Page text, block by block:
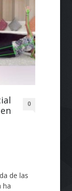
0
de las
ha